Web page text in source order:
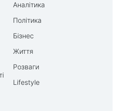
Аналітика
Політика
Бізнес
Життя
Розваги
Lifestyle